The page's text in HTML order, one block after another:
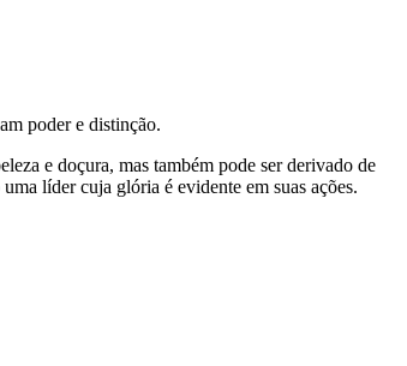
poder e distinção.
e doçura, mas também pode ser derivado de
líder cuja glória é evidente em suas ações.